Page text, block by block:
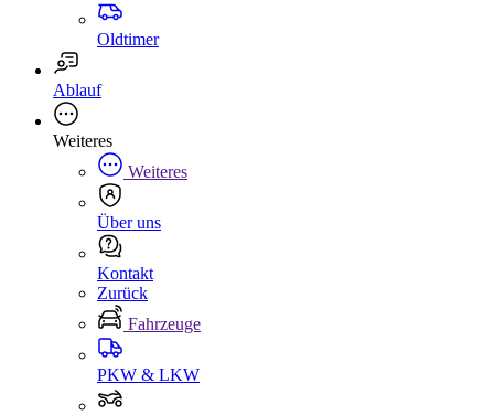
Oldtimer
Ablauf
Weiteres
Weiteres
Über uns
Kontakt
Zurück
Fahrzeuge
PKW & LKW